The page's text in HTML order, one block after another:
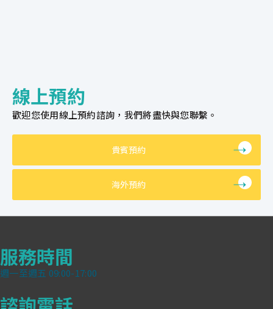
線上預約
歡迎您使用線上預約諮詢，我們將盡快與您聯繫。
貴賓預約
海外預約
服務時間
週一至週五 09:00-17:00